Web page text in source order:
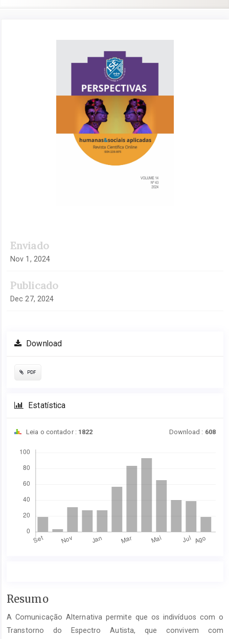
Enviado
Nov 1, 2024
Publicado
Dec 27, 2024
Download
PDF
Estatística
Leia o contador : 1822 Download : 608
Conteúdo
artigo
principal
Resumo
A Comunicação Alternativa permite que os indivíduos com o
Transtorno do Espectro Autista, que convivem com